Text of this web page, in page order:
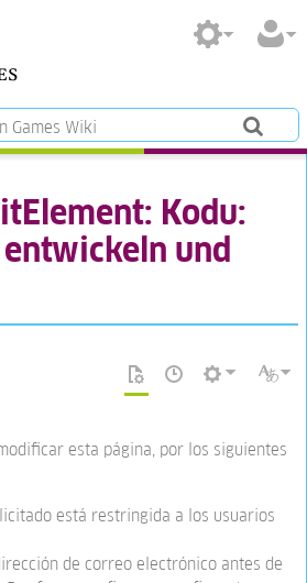
Kodu:
und
esta página, por los siguientes
está restringida a los usuarios
de correo electrónico antes de